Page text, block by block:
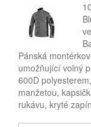
Pánská
umožňující volný
600D
manžetou,
rukávu, kryté